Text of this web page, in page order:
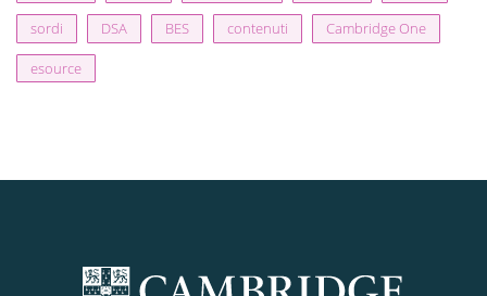
sordi DSA BES contenuti Cambridge One
esource